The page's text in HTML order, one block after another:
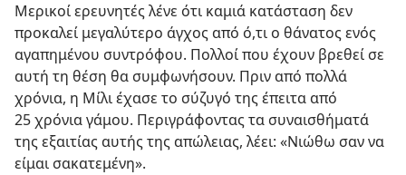
Μερικοί ερευνητές λένε ότι καμιά κατάσταση δεν
προκαλεί μεγαλύτερο άγχος από ό,τι ο θάνατος ενός
αγαπημένου συντρόφου. Πολλοί που έχουν βρεθεί σε
αυτή τη θέση θα συμφωνήσουν. Πριν από πολλά
χρόνια, η Μίλι έχασε το σύζυγό της έπειτα από
25 χρόνια γάμου. Περιγράφοντας τα συναισθήματά
της εξαιτίας αυτής της απώλειας, λέει: «Νιώθω σαν να
είμαι σακατεμένη».